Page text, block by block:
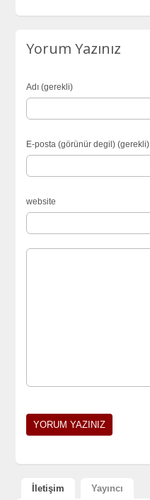
Yorum Yazınız
Adı (gerekli)
E-posta (görünür degil) (gerekli)
website
İletişim Yayıncı